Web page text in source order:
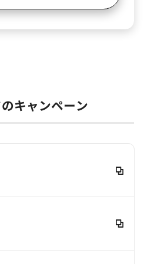
キャンペーン